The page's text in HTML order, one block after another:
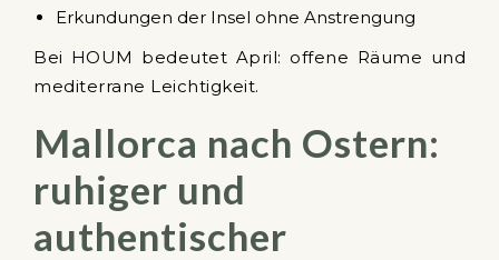
Erkundungen der Insel ohne Anstrengung
Bei HOUM bedeutet April: offene Räume und
mediterrane Leichtigkeit.
Mallorca nach Ostern:
ruhiger und
authentischer